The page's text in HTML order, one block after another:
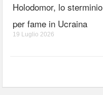
Holodomor, lo sterminio
per fame in Ucraina
19 Luglio 2026